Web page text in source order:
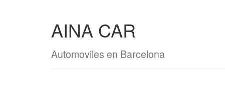
AINA CAR
Automoviles en Barcelona